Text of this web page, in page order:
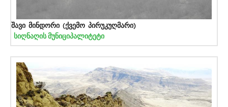
შავი მინდორი (ქვემო პირუკუღმარი)
სიღნაღის მუნიციპალიტეტი